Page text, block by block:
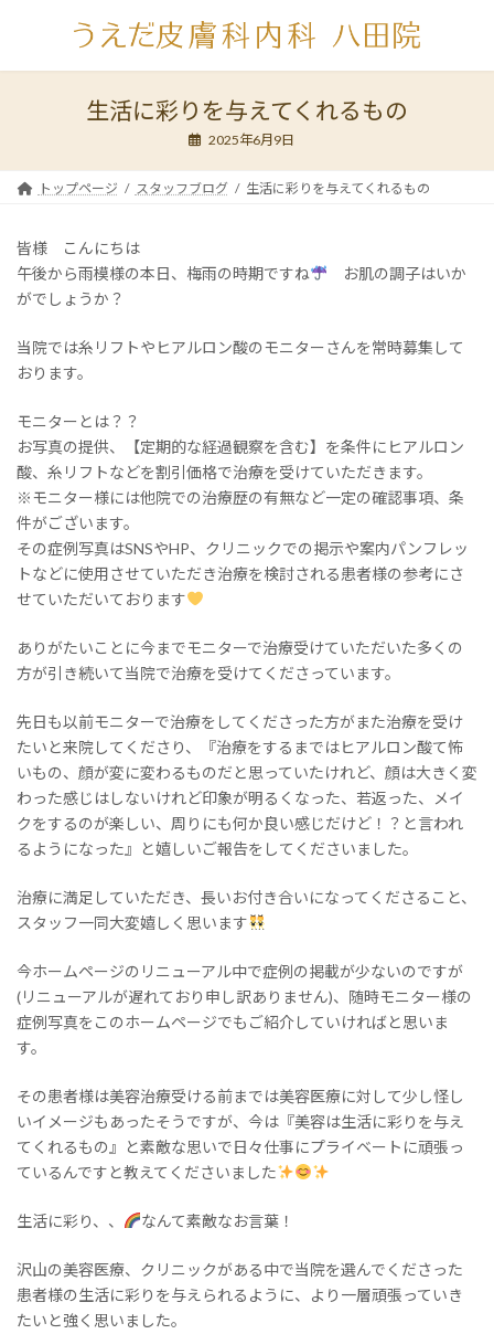
ン
ー
生活に彩りを与えてくれるもの
2025年6月9日
トップページ スタッフブログ 生活に彩りを与えてくれるもの
皆様 こんにちは
午後から雨模様の本日、梅雨の時期ですね
お肌の調子はいか
がでしょうか？
当院では糸リフトやヒアルロン酸のモニターさんを常時募集して
おります。
モニターとは？？
お写真の提供、【定期的な経過観察を含む】を条件にヒアルロン
酸、糸リフトなどを割引価格で治療を受けていただきます。
※モニター様には他院での治療歴の有無など一定の確認事項、条
件がございます。
その症例写真はSNSやHP、クリニックでの掲示や案内パンフレッ
トなどに使用させていただき治療を検討される患者様の参考にさ
せていただいております
ありがたいことに今までモニターで治療受けていただいた多くの
方が引き続いて当院で治療を受けてくださっています。
先日も以前モニターで治療をしてくださった方がまた治療を受け
たいと来院してくださり、『治療をするまではヒアルロン酸て怖
いもの、顔が変に変わるものだと思っていたけれど、顔は大きく変
わった感じはしないけれど印象が明るくなった、若返った、メイ
クをするのが楽しい、周りにも何か良い感じだけど！？と言われ
るようになった』と嬉しいご報告をしてくださいました。
治療に満足していただき、長いお付き合いになってくださること、
スタッフ一同大変嬉しく思います
今ホームページのリニューアル中で症例の掲載が少ないのですが
(リニューアルが遅れており申し訳ありません)、随時モニター様の
症例写真をこのホームページでもご紹介していければと思いま
す。
その患者様は美容治療受ける前までは美容医療に対して少し怪し
いイメージもあったそうですが、今は『美容は生活に彩りを与え
てくれるもの』と素敵な思いで日々仕事にプライベートに頑張っ
ているんですと教えてくださいました
生活に彩り、、 なんて素敵なお言葉！
沢山の美容医療、クリニックがある中で当院を選んでくださった
患者様の生活に彩りを与えられるように、より一層頑張っていき
たいと強く思いました。